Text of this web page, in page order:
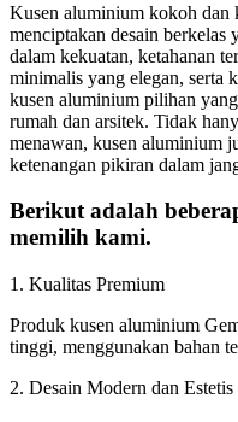
Kusen aluminium kokoh dan
menciptakan desain berkelas
dalam kekuatan, ketahanan
minimalis yang elegan, serta
kusen aluminium pilihan
rumah dan arsitek. Tidak
menawan, kusen aluminium
ketenangan pikiran dalam
Berikut adalah
memilih kami.
1. Kualitas Premium
Produk kusen aluminium
tinggi, menggunakan bahan
2. Desain Modern dan Estetis